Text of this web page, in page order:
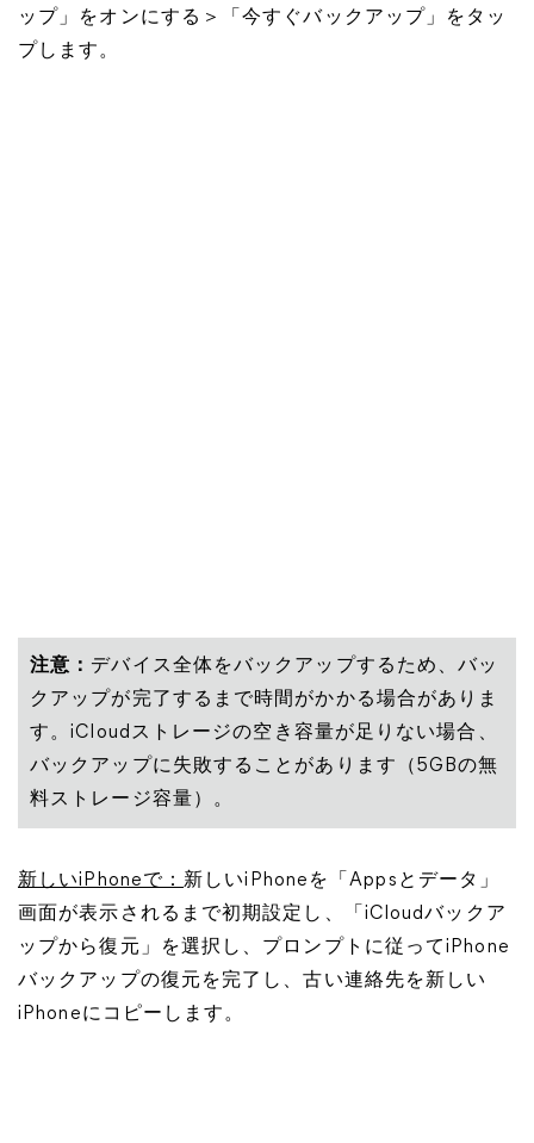
ップ」をオンにする＞「今すぐバックアップ」をタッ
プします。
注意： デバイス全体をバックアップするため、バッ
クアップが完了するまで時間がかかる場合がありま
す。iCloudストレージの空き容量が足りない場合、
バックアップに失敗することがあります（5GBの無
料ストレージ容量）。
新しいiPhoneで： 新しいiPhoneを「Appsとデータ」
画面が表示されるまで初期設定し、「iCloudバックア
ップから復元」を選択し、プロンプトに従ってiPhone
バックアップの復元を完了し、古い連絡先を新しい
iPhoneにコピーします。